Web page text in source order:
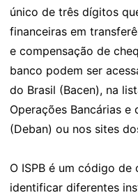
único de três dígitos
financeiras em
e compensação de
banco podem ser
do Brasil (Bacen), na
Operações Bancárias e
(Deban) ou nos sites
O ISPB é um código
identificar diferentes